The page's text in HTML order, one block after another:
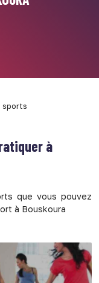
sports
à
que vous pouvez
à Bouskoura